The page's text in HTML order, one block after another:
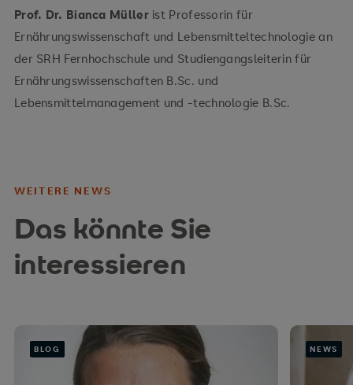
Prof. Dr. Bianca Müllerist Professorin für
Ernährungswissenschaft und Lebensmitteltechnologie an
der SRH Fernhochschule und Studiengangsleiterin für
Ernährungswissenschaften B.Sc. und
Lebensmittelmanagement und -technologie B.Sc.
WEITERE NEWS
Das könnte Sie
interessieren
BLOG NEWS